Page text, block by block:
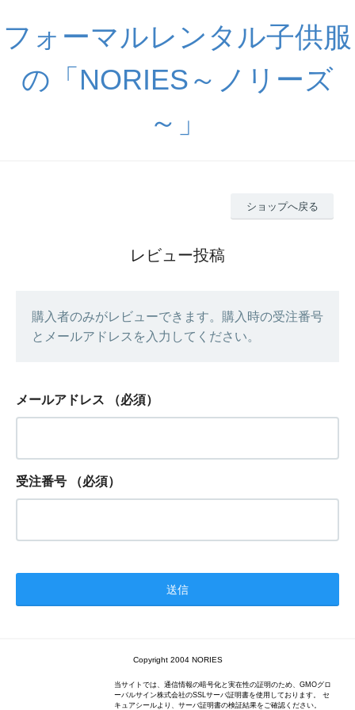
フォーマルレンタル子供服
の「NORIES～ノリーズ
～」
ショップへ戻る
レビュー投稿
購入者のみがレビューできます。購入時の受注番号
とメールアドレスを入力してください。
メールアドレス （必須）
受注番号 （必須）
Copyright 2004 NORIES
当サイトでは、通信情報の暗号化と実在性の証明のため、GMOグロ
ーバルサイン株式会社のSSLサーバ証明書を使用しております。 セ
キュアシールより、サーバ証明書の検証結果をご確認ください。